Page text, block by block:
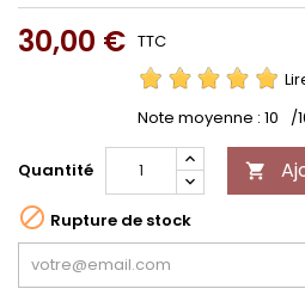
30,00 € TTC
Note moyenne : 10 /
Quantité 
 Rupture de stock